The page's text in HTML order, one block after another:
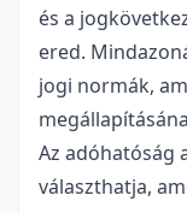
és a
ered.
jogi normák,
Az adóhatóság
választhatja,